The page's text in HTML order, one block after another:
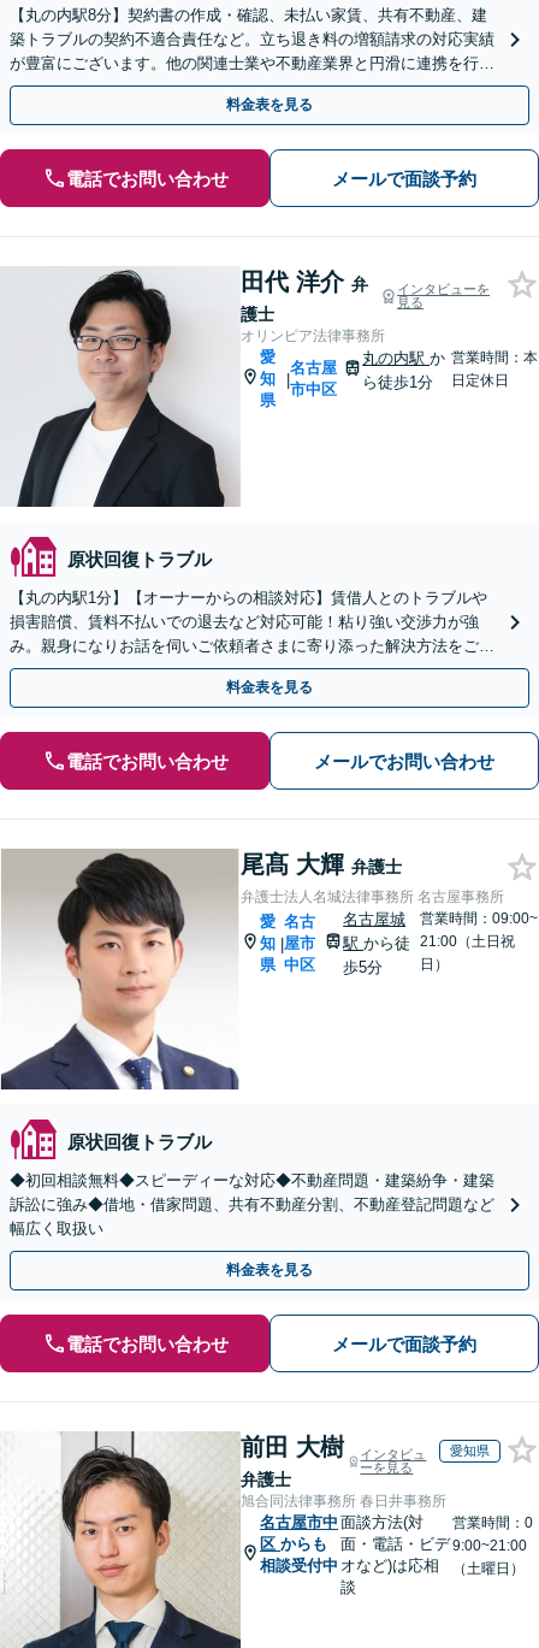
【丸の内駅8分】契約書の作成・確認、未払い家賃、共有不動産、建
築トラブルの契約不適合責任など。立ち退き料の増額請求の対応実績
が豊富にございます。他の関連士業や不動産業界と円滑に連携を行
い、正確に手続きを進めてまいります。【初回面談無料】
料金表を見る
電話でお問い合わせ メールで面談予約
田代 洋介 弁
護士
インタビューを
見る
オリンピア法律事務所
愛
知
県
|
名古屋
市中区
丸の内駅か
ら徒歩1分
営業時間：本
日定休日
原状回復トラブル
【丸の内駅1分】【オーナーからの相談対応】賃借人とのトラブルや
損害賠償、賃料不払いでの退去など対応可能！粘り強い交渉力が強
み。親身になりお話を伺いご依頼者さまに寄り添った解決方法をご提
案いたします【休日夜間面談可】【メール・ビデオ相談可】
料金表を見る
電話でお問い合わせ メールでお問い合わせ
尾髙 大輝 弁護士
弁護士法人名城法律事務所 名古屋事務所
愛
知
県
|
名古
屋市
中区
名古屋城
駅から徒
歩5分
営業時間：09:00~
21:00（土日祝
日）
原状回復トラブル
◆初回相談無料◆スピーディーな対応◆不動産問題・建築紛争・建築
訴訟に強み◆借地・借家問題、共有不動産分割、不動産登記問題など
幅広く取扱い
料金表を見る
電話でお問い合わせ メールで面談予約
前田 大樹
弁護士
インタビュ
ーを見る
愛知県
旭合同法律事務所 春日井事務所
名古屋市中
区 からも
相談受付中
面談方法(対
面・電話・ビデ
オなど)は応相
談
営業時間：0
9:00~21:00
（土曜日）